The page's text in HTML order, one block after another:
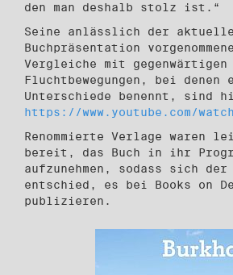
den man deshalb stolz ist.“
Seine anlässlich der
Buchpräsentation
Vergleiche mit gegenwärtigen
Fluchtbewegungen, bei denen
Unterschiede benennt, sind
https://www.youtube.com/
Renommierte Verlage waren
bereit, das Buch in ihr
aufzunehmen, sodass sich
entschied, es bei Books on
publizieren.